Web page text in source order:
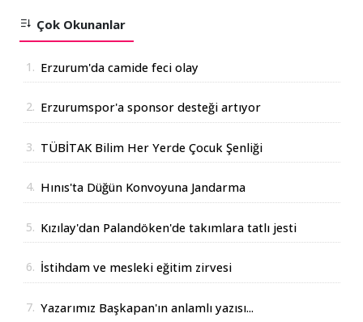
Çok Okunanlar
1. Erzurum'da camide feci olay
2. Erzurumspor'a sponsor desteği artıyor
3. TÜBİTAK Bilim Her Yerde Çocuk Şenliği
4. Hınıs'ta Düğün Konvoyuna Jandarma
5. Kızılay'dan Palandöken'de takımlara tatlı jesti
6. İstihdam ve mesleki eğitim zirvesi
7. Yazarımız Başkapan'ın anlamlı yazısı...